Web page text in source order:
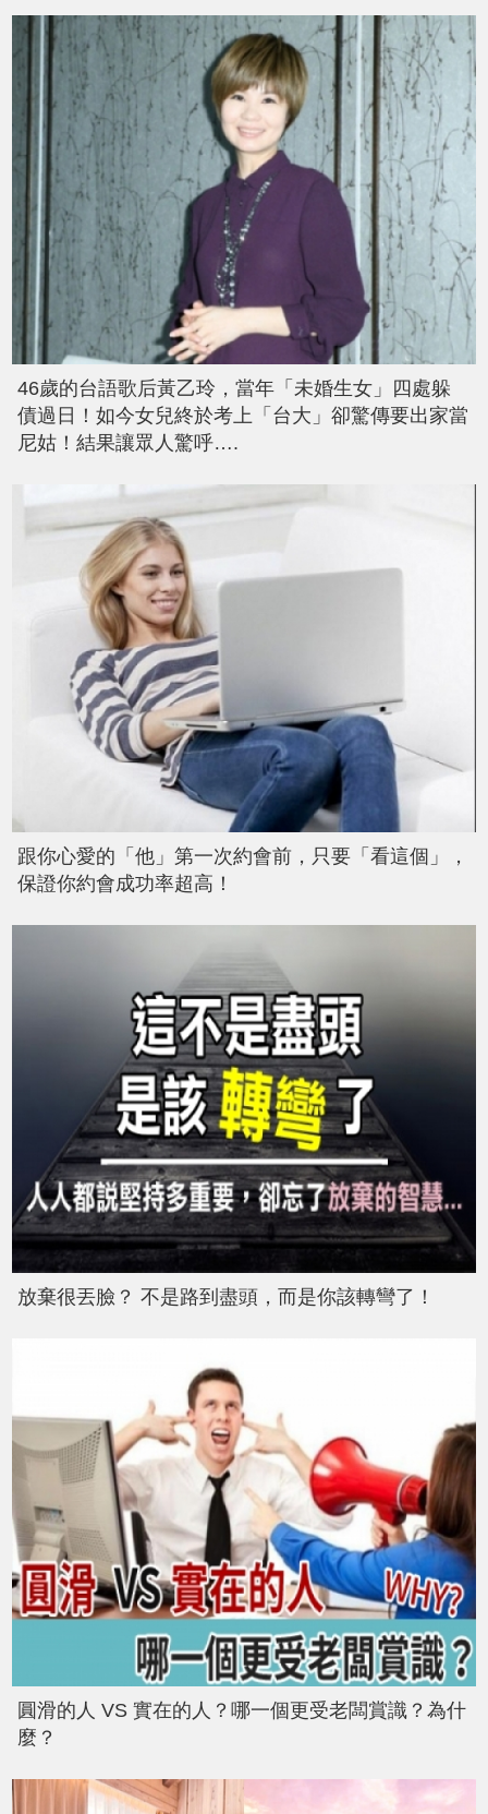
46歲的台語歌后黃乙玲，當年「未婚生女」四處躲
債過日！如今女兒終於考上「台大」卻驚傳要出家當
尼姑！結果讓眾人驚呼….
跟你心愛的「他」第一次約會前，只要「看這個」，
保證你約會成功率超高！
放棄很丟臉？ 不是路到盡頭，而是你該轉彎了！
圓滑的人 VS 實在的人？哪一個更受老闆賞識？為什
麼？